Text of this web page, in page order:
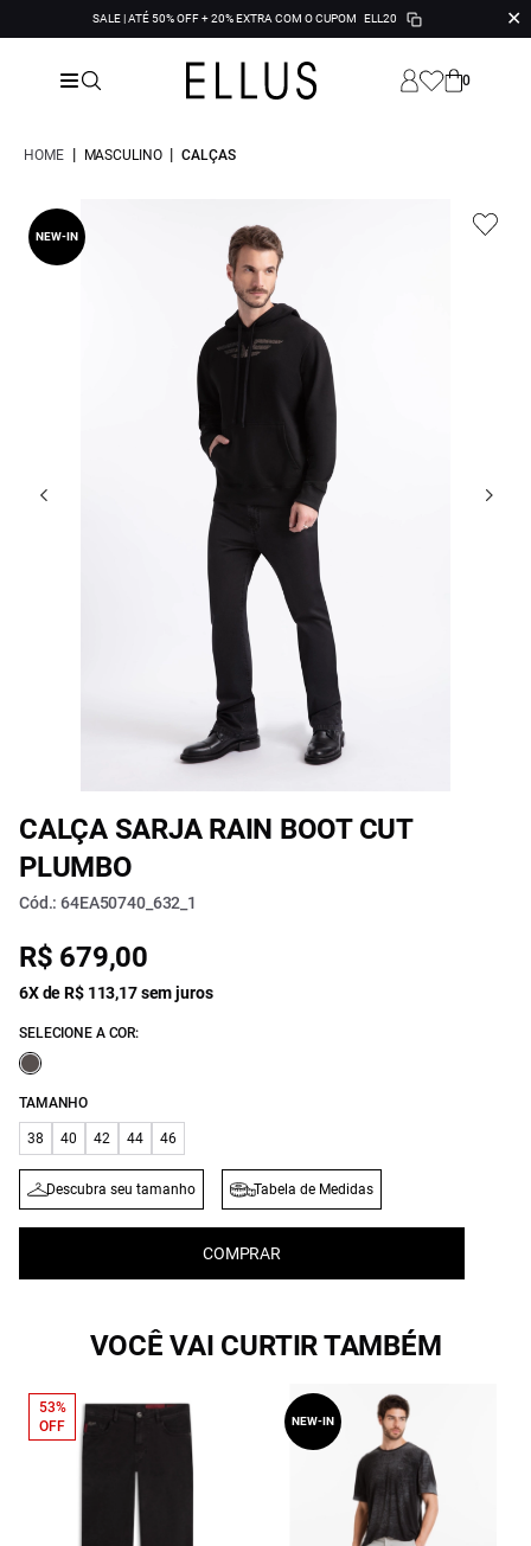
SALE | ATÉ 50% OFF + 20% EXTRA COM O CUPOM ELL20 ✕
0
HOME | MASCULINO | CALÇAS
NEW-IN
CALÇA SARJA RAIN BOOT CUT
PLUMBO
Cód.: 64EA50740_632_1
R$ 679,00
6X de R$ 113,17 sem juros
SELECIONE A COR:
TAMANHO
38 40 42 44 46
Descubra seu tamanho Tabela de Medidas
COMPRAR
VOCÊ VAI CURTIR TAMBÉM
53%
OFF
NEW-IN